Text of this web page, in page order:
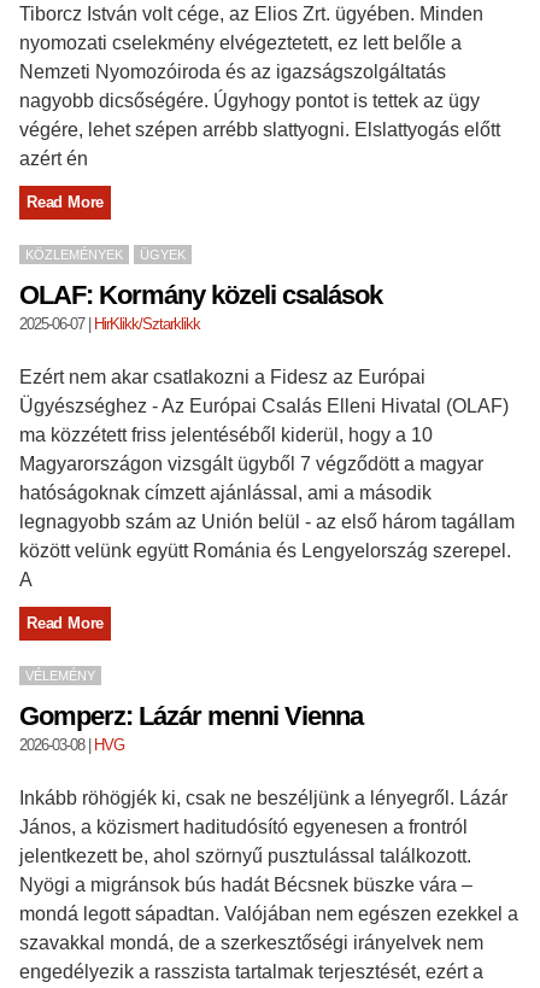
Tiborcz István volt cége, az Elios Zrt. ügyében. Minden
nyomozati cselekmény elvégeztetett, ez lett belőle a
Nemzeti Nyomozóiroda és az igazságszolgáltatás
nagyobb dicsőségére. Úgyhogy pontot is tettek az ügy
végére, lehet szépen arrébb slattyogni. Elslattyogás előtt
azért én
Read More
KÖZLEMÉNYEK ÜGYEK
OLAF: Kormány közeli csalások
2025-06-07| HirKlikk/Sztarklikk
Ezért nem akar csatlakozni a Fidesz az Európai
Ügyészséghez - Az Európai Csalás Elleni Hivatal (OLAF)
ma közzétett friss jelentéséből kiderül, hogy a 10
Magyarországon vizsgált ügyből 7 végződött a magyar
hatóságoknak címzett ajánlással, ami a második
legnagyobb szám az Unión belül - az első három tagállam
között velünk együtt Románia és Lengyelország szerepel.
A
Read More
VÉLEMÉNY
Gomperz: Lázár menni Vienna
2026-03-08| HVG
Inkább röhögjék ki, csak ne beszéljünk a lényegről. Lázár
János, a közismert haditudósító egyenesen a frontról
jelentkezett be, ahol szörnyű pusztulással találkozott.
Nyögi a migránsok bús hadát Bécsnek büszke vára –
mondá legott sápadtan. Valójában nem egészen ezekkel a
szavakkal mondá, de a szerkesztőségi irányelvek nem
engedélyezik a rasszista tartalmak terjesztését, ezért a